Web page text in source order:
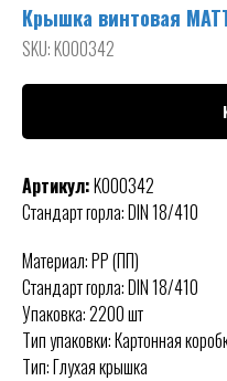
Крышка винтовая
SKU:K000342
Артикул:K000342
Стандарт горла: DIN 18/410
Материал: PP (ПП)
Стандарт горла: DIN 18/410
Упаковка: 2200 шт
Тип упаковки: Картонная
Тип: Глухая крышка